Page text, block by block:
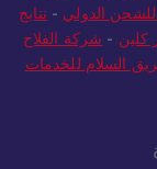
للشحن الدولي - نتايج
كلين - شركة الفلاح
السلام للخدمات